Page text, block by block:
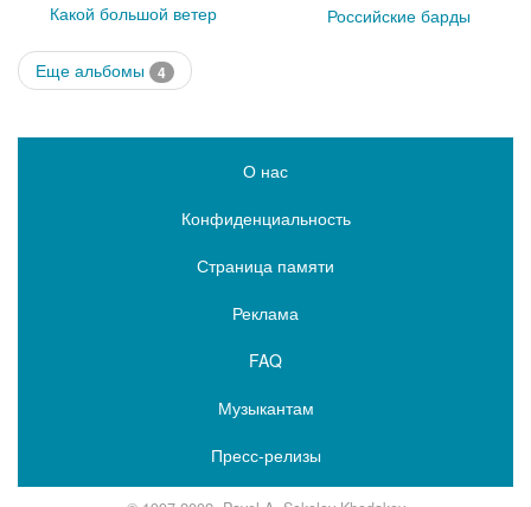
Какой большой ветер Российские барды
Еще альбомы 4
О нас
Конфиденциальность
Страница памяти
Реклама
FAQ
Музыкантам
Пресс-релизы